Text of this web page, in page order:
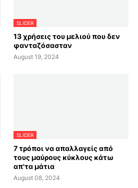
SLIDER
13 χρήσεις του μελιού που δεν
φανταζόσασταν
August 19, 2024
SLIDER
7 τρόποι να απαλλαγείς από
τους μαύρους κύκλους κάτω
απ'τα μάτια
August 08, 2024